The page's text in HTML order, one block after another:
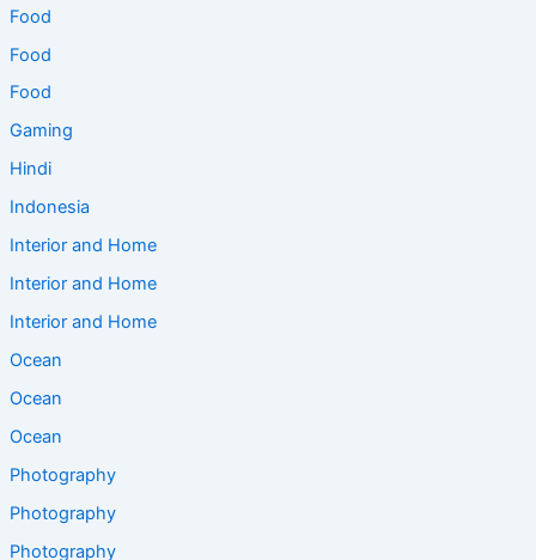
Food
Food
Food
Gaming
Hindi
Indonesia
Interior and Home
Interior and Home
Interior and Home
Ocean
Ocean
Ocean
Photography
Photography
Photography